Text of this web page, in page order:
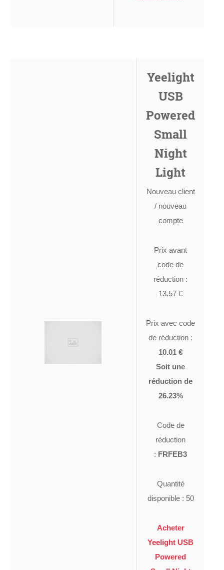
Yeelight
USB
Powered
Small
Night
Light
Nouveau client
/ nouveau
compte
Prix avant
code de
réduction :
13.57 €
Prix avec code
de réduction :
10.01 €
Soit une
réduction de
26.23%
Code de
réduction
: FRFEB3
Quantité
disponible : 50
Acheter
Yeelight USB
Powered